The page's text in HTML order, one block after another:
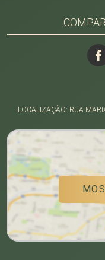
LOCALIZAÇÃO: RUA